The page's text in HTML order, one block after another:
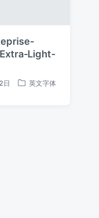
Light-
日
发
英文字体